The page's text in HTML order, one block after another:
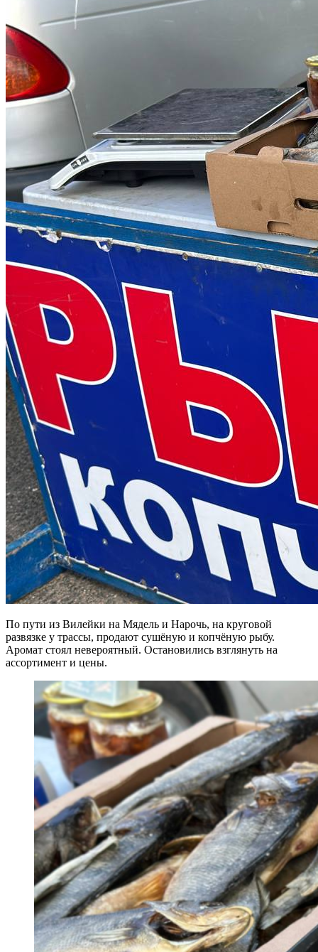
По пути из Вилейки на Мядель и Нарочь, на круговой
развязке у трассы, продают сушёную и копчёную рыбу.
Аромат стоял невероятный. Остановились взглянуть на
ассортимент и цены.